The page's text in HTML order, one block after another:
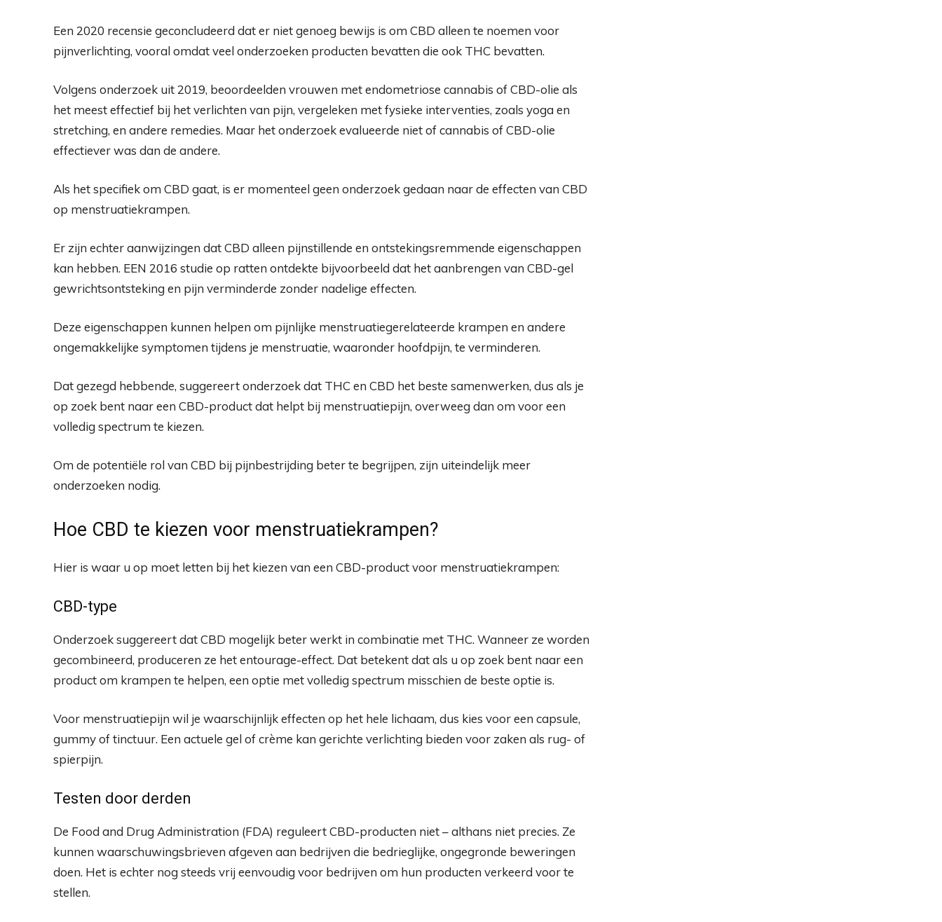
Een 2020 recensie geconcludeerd dat er niet genoeg bewijs is om CBD alleen te noemen voor
pijnverlichting, vooral omdat veel onderzoeken producten bevatten die ook THC bevatten.
Volgens onderzoek uit 2019, beoordeelden vrouwen met endometriose cannabis of CBD-olie als
het meest effectief bij het verlichten van pijn, vergeleken met fysieke interventies, zoals yoga en
stretching, en andere remedies. Maar het onderzoek evalueerde niet of cannabis of CBD-olie
effectiever was dan de andere.
Als het specifiek om CBD gaat, is er momenteel geen onderzoek gedaan naar de effecten van CBD
op menstruatiekrampen.
Er zijn echter aanwijzingen dat CBD alleen pijnstillende en ontstekingsremmende eigenschappen
kan hebben. EEN 2016 studie op ratten ontdekte bijvoorbeeld dat het aanbrengen van CBD-gel
gewrichtsontsteking en pijn verminderde zonder nadelige effecten.
Deze eigenschappen kunnen helpen om pijnlijke menstruatiegerelateerde krampen en andere
ongemakkelijke symptomen tijdens je menstruatie, waaronder hoofdpijn, te verminderen.
Dat gezegd hebbende, suggereert onderzoek dat THC en CBD het beste samenwerken, dus als je
op zoek bent naar een CBD-product dat helpt bij menstruatiepijn, overweeg dan om voor een
volledig spectrum te kiezen.
Om de potentiële rol van CBD bij pijnbestrijding beter te begrijpen, zijn uiteindelijk meer
onderzoeken nodig.
Hoe CBD te kiezen voor menstruatiekrampen?
Hier is waar u op moet letten bij het kiezen van een CBD-product voor menstruatiekrampen:
CBD-type
Onderzoek suggereert dat CBD mogelijk beter werkt in combinatie met THC. Wanneer ze worden
gecombineerd, produceren ze het entourage-effect. Dat betekent dat als u op zoek bent naar een
product om krampen te helpen, een optie met volledig spectrum misschien de beste optie is.
Voor menstruatiepijn wil je waarschijnlijk effecten op het hele lichaam, dus kies voor een capsule,
gummy of tinctuur. Een actuele gel of crème kan gerichte verlichting bieden voor zaken als rug- of
spierpijn.
Testen door derden
De Food and Drug Administration (FDA) reguleert CBD-producten niet – althans niet precies. Ze
kunnen waarschuwingsbrieven afgeven aan bedrijven die bedrieglijke, ongegronde beweringen
doen. Het is echter nog steeds vrij eenvoudig voor bedrijven om hun producten verkeerd voor te
stellen.